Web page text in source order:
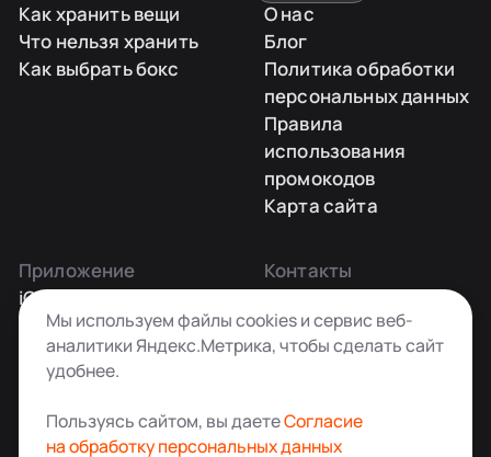
Как хранить вещи
Что нельзя хранить
Как выбрать бокс
О нас
Блог
Политика обработки
персональных данных
Правила
использования
промокодов
Карта сайта
Приложение
iOS
Android
Контакты
Заказать звонок
+7 495 181-55-45
info@kladovkin.ru
Мы используем файлы cookies и сервис веб-
аналитики Яндекс.Метрика, чтобы сделать сайт
удобнее.
Пользуясь сайтом, вы даетеСогласие
на обработку персональных данных